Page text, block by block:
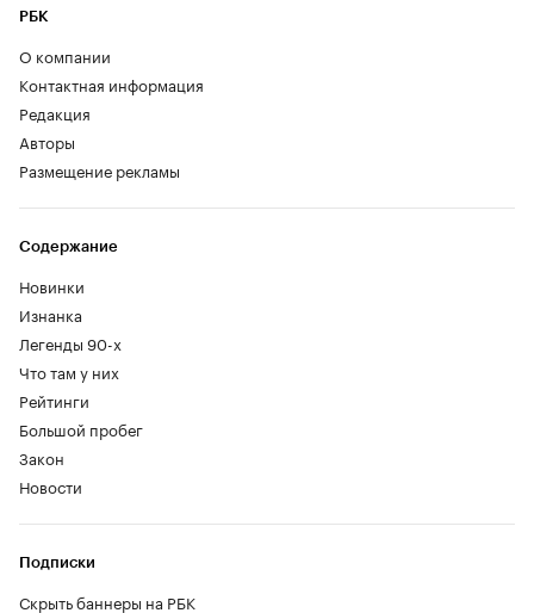
РБК
О компании
Контактная информация
Редакция
Авторы
Размещение рекламы
Содержание
Новинки
Изнанка
Легенды 90-х
Что там у них
Рейтинги
Большой пробег
Закон
Новости
Подписки
Скрыть баннеры на РБК